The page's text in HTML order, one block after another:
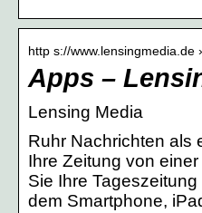
http s://www.lensingmedia.de
Apps –
Lensing Media
Ruhr Nachrichten als
Ihre Zeitung von
Sie Ihre
dem Smartphone,